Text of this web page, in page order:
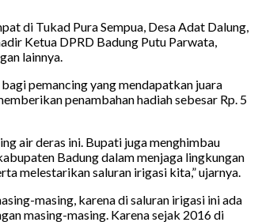
di Tukad Pura Sempua, Desa Adat Dalung,
Ketua DPRD Badung Putu Parwata,
lainnya.
pemancing yang mendapatkan juara
penambahan hadiah sebesar Rp. 5
air deras ini. Bupati juga menghimbau
Badung dalam menjaga lingkungan
melestarikan saluran irigasi kita,” ujarnya.
masing, karena di saluran irigasi ini ada
masing-masing. Karena sejak 2016 di